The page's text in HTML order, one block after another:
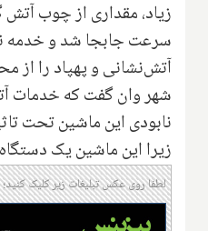
زیاد، مقداری از چوب آتش
سرعت جابجا شد و خدمه
آتش‌نشانی و پهپاد را از
شهر وان گفت که خدمات
نابودی این ماشین تحت
زیرا این ماشین یک
لطفا روی عکس تبلیغات زیر کلیک